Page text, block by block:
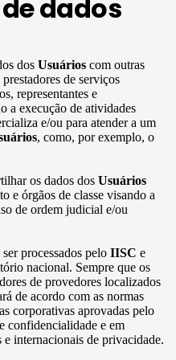
dados
dos Usuários com outras
de serviços
representantes e
a execução de atividades
e/ou para atender a um
, como, por exemplo, o
os dados dos Usuários
e órgãos de classe visando a
de ordem judicial e/ou
processados pelo IISC e
nacional. Sempre que os
de provedores localizados
de acordo com as normas
corporativas aprovadas pelo
confidencialidade e em
internacionais de privacidade.